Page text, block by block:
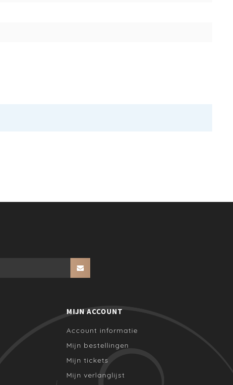
MIJN ACCOUNT
Account informatie
Mijn bestellingen
Mijn tickets
Mijn verlanglijst